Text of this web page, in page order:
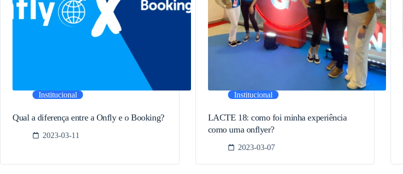
Institucional
Qual a diferença entre a Onfly e o Booking?
2023-03-11
Institucional
LACTE 18: como foi minha experiência
como uma onflyer?
2023-03-07